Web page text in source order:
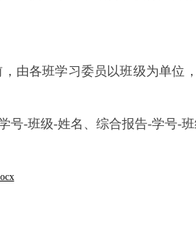
，由各班学习委员以班级为单位
号-班级-姓名、综合报告-学号-